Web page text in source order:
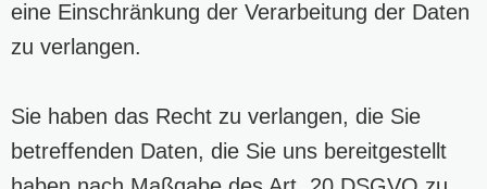
eine Einschränkung der Verarbeitung der Daten
zu verlangen.
Sie haben das Recht zu verlangen, die Sie
betreffenden Daten, die Sie uns bereitgestellt